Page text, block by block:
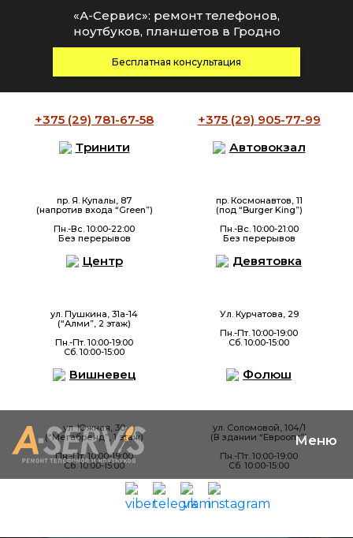
+375 (29) 781-67-58 +375 (29) 905-77-99
Тринити
пр. Я. Купалы, 87
(напротив входа “Green”)
Пн.-Вс. 10:00-22:00
Без перерывов
Автовокзал
пр. Космонавтов, 11
(под “Burger King”)
Пн.-Вс. 10:00-21:00
Без перерывов
Центр
ул. Пушкина, 31а-14
(“Алми”, 2 этаж)
Пн.-Пт. 10:00-19:00
Сб. 10:00-15:00
Девятовка
Ул. Курчатова, 29
Пн.-Пт. 10:00-19:00
Сб. 10:00-15:00
Вишневец
ул. Южная, 30
(“Мегабренд”, 1 этаж)
Пн.-Пт. 10:00-19:00
Сб. 10:00-15:00
Фолюш
ул. Соломовой, 104/1
(В здании “Евроопт”)
Пн.-Пт. 10:00-19:00
Сб. 10:00-15:00
«А-Сервис»: ремонт телефонов,
ноутбуков, планшетов в Гродно
Бесплатная консультация